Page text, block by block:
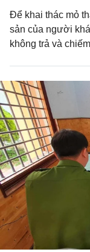
Để khai thác mỏ
sản của người
không trả và